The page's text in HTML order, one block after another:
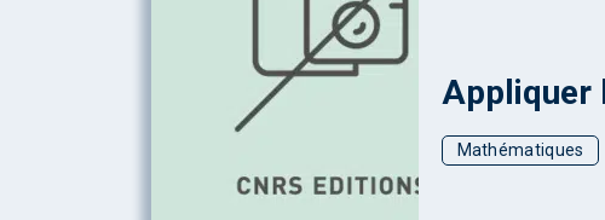
Appliquer
Mathématiques